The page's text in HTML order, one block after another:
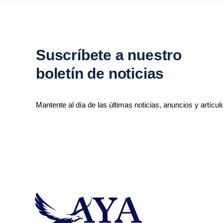
Suscríbete a nuestro
boletín de noticias
Mantente al día de las últimas noticias, anuncios y